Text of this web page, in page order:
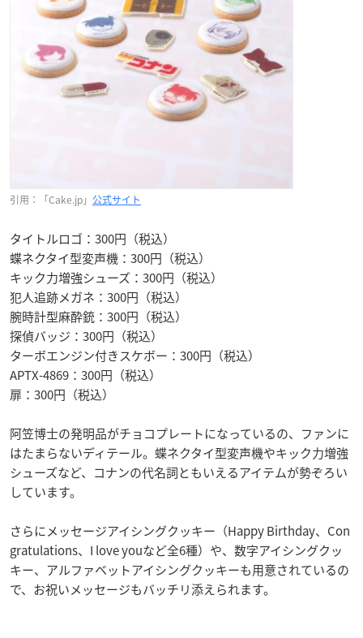
引用：「Cake.jp」 公式サイト
タイトルロゴ：300円（税込）
蝶ネクタイ型変声機：300円（税込）
キック力増強シューズ：300円（税込）
犯人追跡メガネ：300円（税込）
腕時計型麻酔銃：300円（税込）
探偵バッジ：300円（税込）
ターボエンジン付きスケボー：300円（税込）
APTX-4869：300円（税込）
扉：300円（税込）
阿笠博士の発明品がチョコプレートになっているの、ファンに
はたまらないディテール。蝶ネクタイ型変声機やキック力増強
シューズなど、コナンの代名詞ともいえるアイテムが勢ぞろい
しています。
さらにメッセージアイシングクッキー（Happy Birthday、Con
gratulations、I love youなど全6種）や、数字アイシングクッ
キー、アルファベットアイシングクッキーも用意されているの
で、お祝いメッセージもバッチリ添えられます。